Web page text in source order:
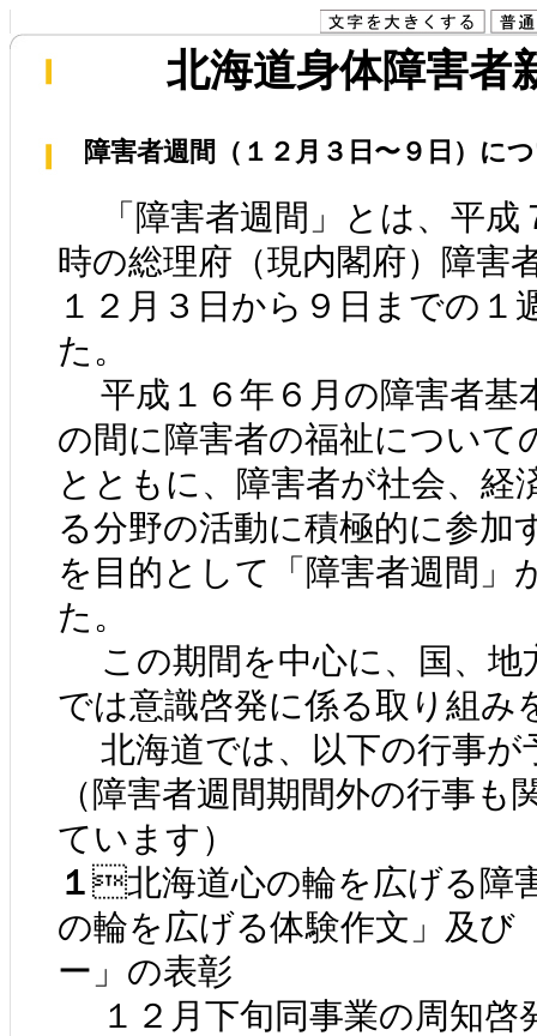
北海道身体障害者
障害者週間（１２月３日〜９日）に
「障害者週間」とは、平成
時の総理府（現内閣府）障害
１２月３日から９日までの１
た。
平成１６年６月の障害者基
の間に障害者の福祉について
とともに、障害者が社会、経
る分野の活動に積極的に参加
を目的として「障害者週間」
た。
この期間を中心に、国、地
では意識啓発に係る取り組み
北海道では、以下の行事が
（障害者週間期間外の行事も
ています）
１北海道心の輪を広げる障
の輪を広げる体験作文」及び
ー」の表彰
１２月下旬同事業の周知啓